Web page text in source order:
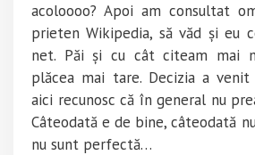
acoloooo? Apoi am consultat
prieten Wikipedia, să văd și eu
net. Păi și cu cât citeam mai
plăcea mai tare. Decizia a
aici recunosc că în general nu
Câteodată e de bine, câteodată
nu sunt perfectă…